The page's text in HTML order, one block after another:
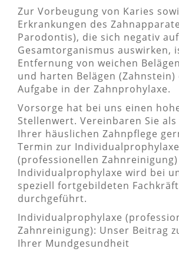
Zur Vorbeugung von Karies
Erkrankungen des
Parodontis), die sich negativ
Gesamtorganismus auswirken,
Entfernung von weichen
und harten Belägen (Zahnstein)
Aufgabe in der Zahnprohylaxe.
Vorsorge hat bei uns einen
Stellenwert. Vereinbaren Sie als
Ihrer häuslichen Zahnpflege
Termin zur Individualprophylaxe
(professionellen
Individualprophylaxe wird bei
speziell fortgebildeten
durchgeführt.
Individualprophylaxe
Zahnreinigung): Unser Beitrag
Ihrer Mundgesundheit